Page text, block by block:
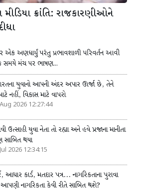
ક્રાંતિ: રાજકારણીઓને
અણધાર્યું પરંતુ પ્રભાવશાળી પરિવર્તન આવી
મંચ પર ભાષણ...
યુવાનો આપની અંદર અપાર ઊર્જા છે, તેને
નહીં, વિકાસ માટે વાપરો
2026 12:27:44
ઉત્સાહી યુવા નેતા તો રહ્યા અને હવે પ્રજાના માનીતા
સાબિત થયા
2026 12:34:15
આધાર કાર્ડ, મતદાર પત્ર... નાગરિકતાના પુરાવા
આપણી નાગરિકતા કેવી રીતે સાબિત થશે?